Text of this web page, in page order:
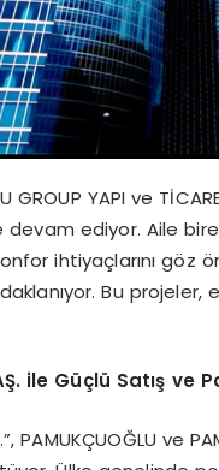
GROUP YAPI ve
ediyor. Aile
ihtiyaçlarını
Bu projeler,
ile Güçlü Satış
PAMUKÇUOĞLU